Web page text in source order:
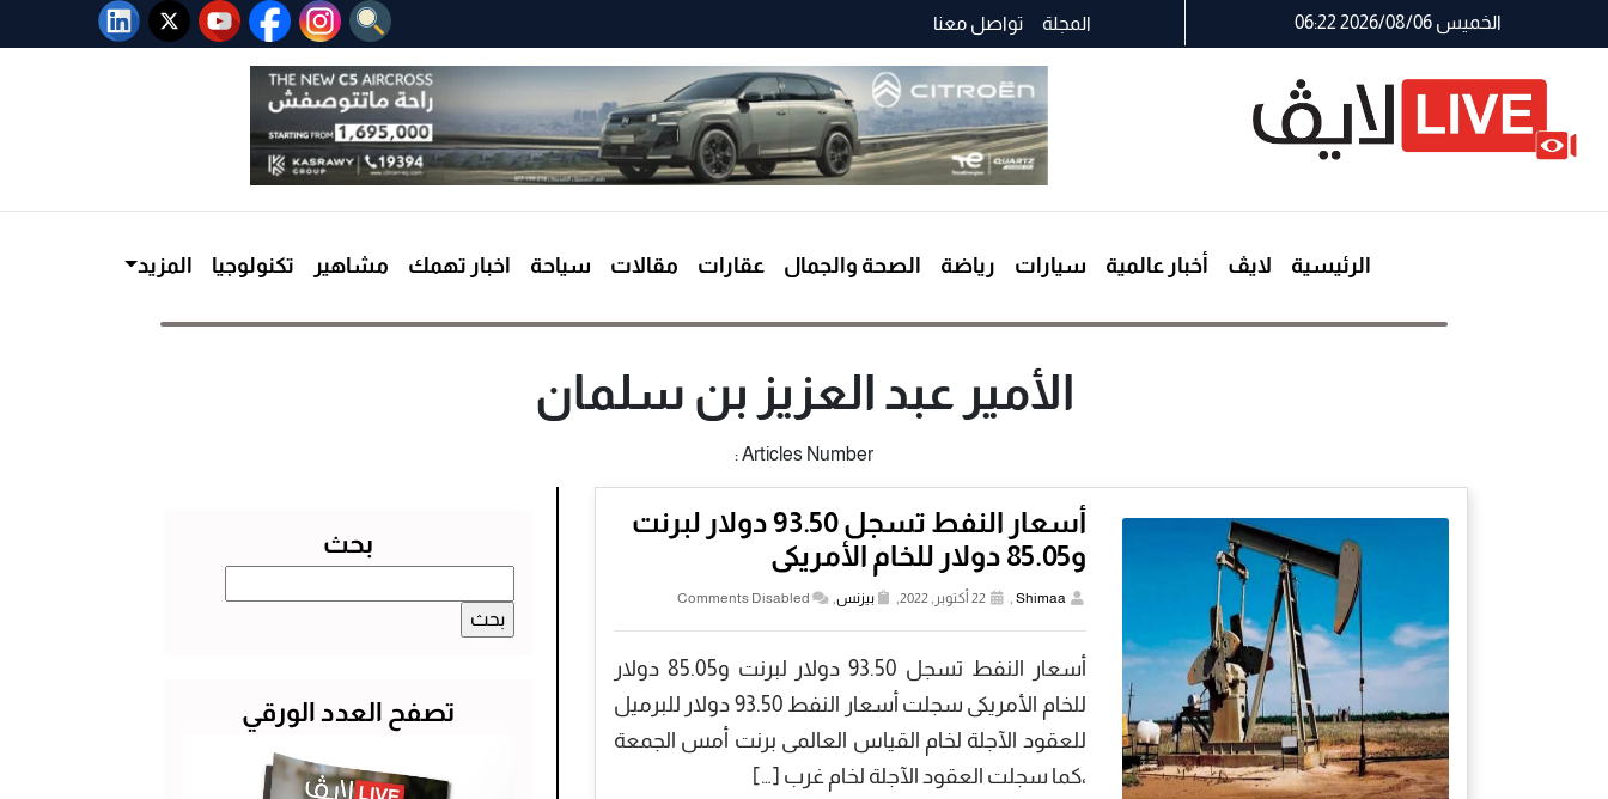
الخميس 2026/08/06 06:22 المجلة تواصل معنا
الرئيسية لايڤ أخبار عالمية سيارات رياضة الصحة والجمال عقارات مقالات سياحة اخبار تهمك مشاهير تكنولوجيا المزيد
الأمير عبد العزيز بن سلمان
Articles Number :
أسعار النفط تسجل 93.50 دولار لبرنت
و85.05 دولار للخام الأمريكى
Shimaa
, 22 أكتوبر, 2022, بيزنس,
Comments Disabled
أسعار النفط تسجل 93.50 دولار لبرنت و85.05 دولار
للخام الأمريكى سجلت أسعار النفط 93.50 دولار للبرميل
للعقود الآجلة لخام القياس العالمى برنت أمس الجمعة
،كما سجلت العقود الآجلة لخام غرب […]
بحث
عن:
تصفح العدد الورقي